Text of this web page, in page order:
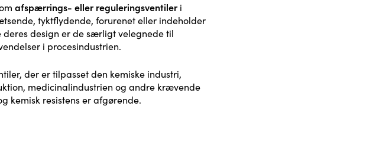
afspærrings- eller reguleringsventileri
tyktflydende, forurenet eller indeholder
design er de særligt velegnede til
i procesindustrien.
der er tilpasset den kemiske industri,
medicinalindustrien og andre krævende
kemisk resistens er afgørende.